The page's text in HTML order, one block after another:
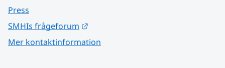
Press
SMHIs frågeforum
Mer kontaktinformation